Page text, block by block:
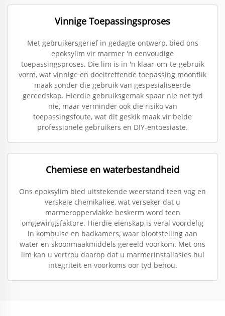
Vinnige Toepassingsproses
Met gebruikersgerief in gedagte ontwerp, bied ons
epoksylim vir marmer 'n eenvoudige
toepassingsproses. Die lim is in 'n klaar-om-te-gebruik
vorm, wat vinnige en doeltreffende toepassing moontlik
maak sonder die gebruik van gespesialiseerde
gereedskap. Hierdie gebruiksgemak spaar nie net tyd
nie, maar verminder ook die risiko van
toepassingsfoute, wat dit geskik maak vir beide
professionele gebruikers en DIY-entoesiaste.
Chemiese en waterbestandheid
Ons epoksylim bied uitstekende weerstand teen vog en
verskeie chemikalieë, wat verseker dat u
marmeroppervlakke beskerm word teen
omgewingsfaktore. Hierdie eienskap is veral voordelig
in kombuise en badkamers, waar blootstelling aan
water en skoonmaakmiddels gereeld voorkom. Met ons
lim kan u vertrou daarop dat u marmerinstallasies hul
integriteit en voorkoms oor tyd behou.